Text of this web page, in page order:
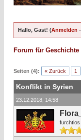
Hallo, Gast! (Anmelden
Forum für Geschichte
Seiten (4): « Zurück 1
Konflikt in Syrien
23.12.2018, 14:58
furchtlos